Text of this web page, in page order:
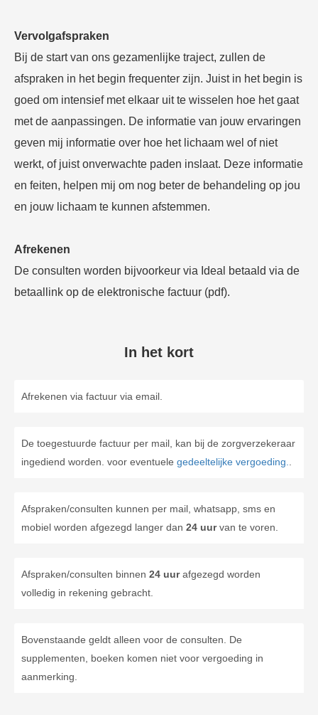
Vervolgafspraken
Bij de start van ons gezamenlijke traject, zullen de
afspraken in het begin frequenter zijn. Juist in het begin is
goed om intensief met elkaar uit te wisselen hoe het gaat
met de aanpassingen. De informatie van jouw ervaringen
geven mij informatie over hoe het lichaam wel of niet
werkt, of juist onverwachte paden inslaat. Deze informatie
en feiten, helpen mij om nog beter de behandeling op jou
en jouw lichaam te kunnen afstemmen.
Afrekenen
De consulten worden bijvoorkeur via Ideal betaald via de
betaallink op de elektronische factuur (pdf).
In het kort
Afrekenen via factuur via email.
De toegestuurde factuur per mail, kan bij de zorgverzekeraar
ingediend worden. voor eventuele gedeeltelijke vergoeding.
Afspraken/consulten kunnen per mail, whatsapp, sms en
mobiel worden afgezegd langer dan 24 uurvan te voren.
Afspraken/consulten binnen 24 uurafgezegd worden
volledig in rekening gebracht.
Bovenstaande geldt alleen voor de consulten. De
supplementen, boeken komen niet voor vergoeding in
aanmerking.